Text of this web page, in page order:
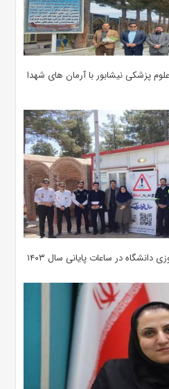
پزشکی نیشابور با آرمان های شهدا
در ساعات پایانی سال ۱۴۰۳